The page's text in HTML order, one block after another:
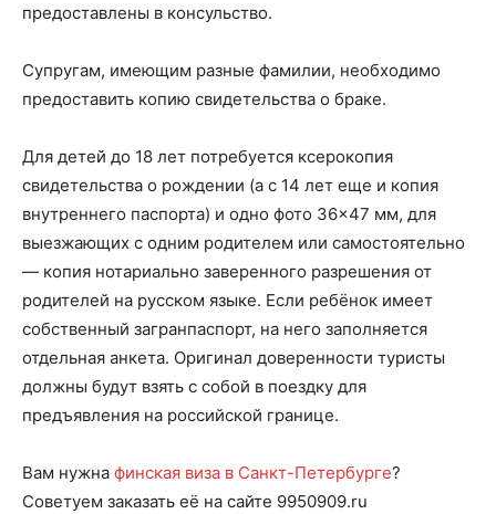
предоставлены в консульство.
Супругам, имеющим разные фамилии, необходимо
предоставить копию свидетельства о браке.
Для детей до 18 лет потребуется ксерокопия
свидетельства о рождении (а с 14 лет еще и копия
внутреннего паспорта) и одно фото 36×47 мм, для
выезжающих с одним родителем или самостоятельно
— копия нотариально заверенного разрешения от
родителей на русском языке. Если ребёнок имеет
собственный загранпаспорт, на него заполняется
отдельная анкета. Оригинал доверенности туристы
должны будут взять с собой в поездку для
предъявления на российской границе.
Вам нужна финская виза в Санкт-Петербурге?
Советуем заказать её на сайте 9950909.ru